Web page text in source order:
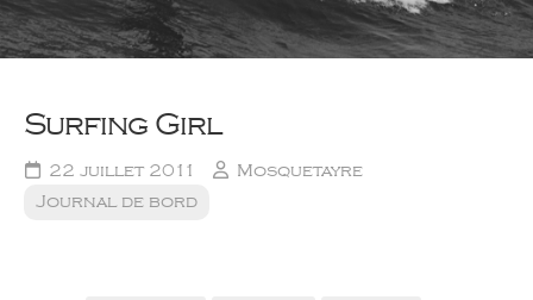
Surfing Girl
22 juillet 2011
Mosquetayre
Journal de bord